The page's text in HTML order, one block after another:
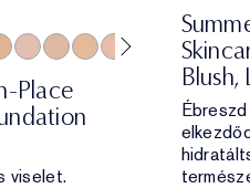
2C0 Cool Vanilla
2C1 Pure Beige
2N12W1
Place
viselet.